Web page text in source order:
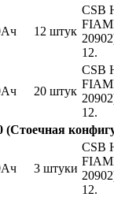
12 штук
CSB
12.
20 штук
CSB
12.
(Стоечная
3 штуки
CSB
12.